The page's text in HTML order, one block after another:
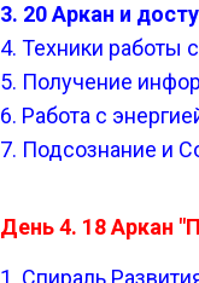
3. 20 Аркан и
4. Техники работы
5. Получение
6. Работа с
7. Подсознание и
День 4. 18 Аркан
1. Спираль